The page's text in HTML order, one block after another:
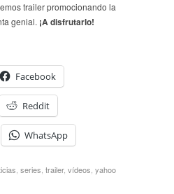
trailer promocionando la
genial. ¡A disfrutarlo!
Facebook
Reddit
WhatsApp
series trailer, ví­deos yahoo